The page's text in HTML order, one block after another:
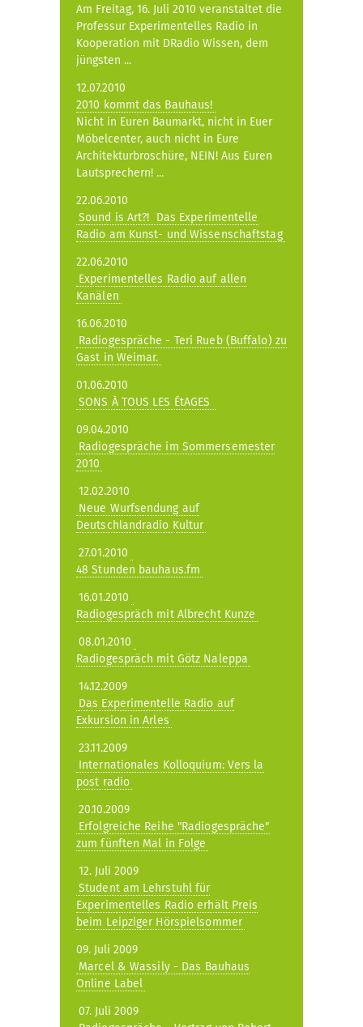
Am Freitag, 16. Juli 2010 veranstaltet die
Professur Experimentelles Radio in
Kooperation mit DRadio Wissen, dem
jüngsten ...
12.07.2010
2010 kommt das Bauhaus!
Nicht in Euren Baumarkt, nicht in Euer
Möbelcenter, auch nicht in Eure
Architekturbroschüre, NEIN! Aus Euren
Lautsprechern! ...
22.06.2010
Sound is Art?!  Das Experimentelle
Radio am Kunst- und Wissenschaftstag
22.06.2010
Experimentelles Radio auf allen
Kanälen
16.06.2010
Radiogespräche - Teri Rueb (Buffalo) zu
Gast in Weimar.
01.06.2010
SONS À TOUS LES ÉtAGES
09.04.2010
Radiogespräche im Sommersemester
2010
12.02.2010
Neue Wurfsendung auf
Deutschlandradio Kultur
27.01.2010
48 Stunden bauhaus.fm
16.01.2010
Radiogespräch mit Albrecht Kunze
08.01.2010
Radiogespräch mit Götz Naleppa
14.12.2009
Das Experimentelle Radio auf
Exkursion in Arles
23.11.2009
Internationales Kolloquium: Vers la
post radio
20.10.2009
Erfolgreiche Reihe "Radiogespräche"
zum fünften Mal in Folge
12. Juli 2009
Student am Lehrstuhl für
Experimentelles Radio erhält Preis
beim Leipziger Hörspielsommer
09. Juli 2009
Marcel & Wassily - Das Bauhaus
Online Label
07. Juli 2009